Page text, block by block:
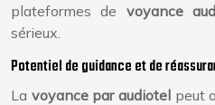
plateformes de voyance
sérieux.
Potentiel de guidance et de
La voyance par audiotel peut